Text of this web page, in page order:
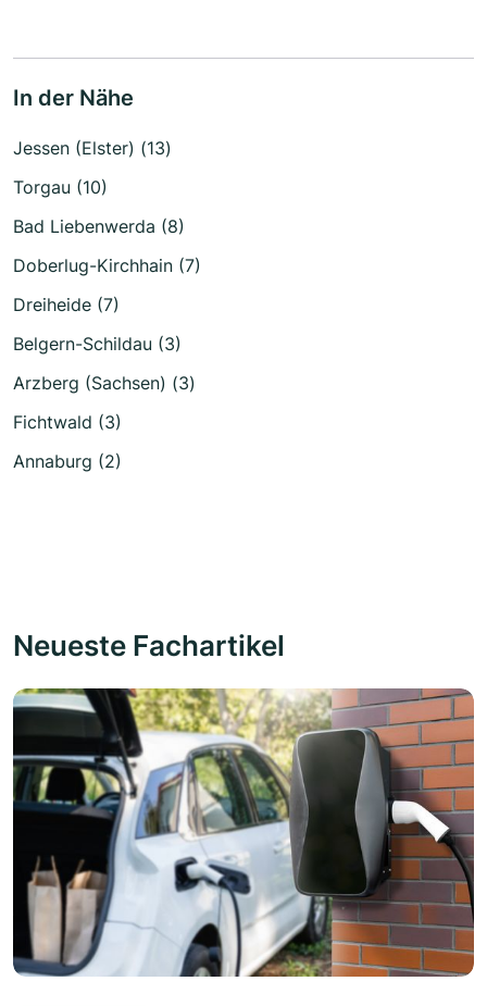
In der Nähe
Jessen (Elster) (13)
Torgau (10)
Bad Liebenwerda (8)
Doberlug-Kirchhain (7)
Dreiheide (7)
Belgern-Schildau (3)
Arzberg (Sachsen) (3)
Fichtwald (3)
Annaburg (2)
Neueste Fachartikel